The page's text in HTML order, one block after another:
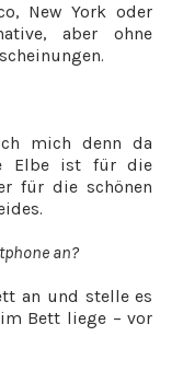
New York oder
aber ohne
mich denn da
Elbe ist für die
für die schönen
an?
an und stelle es
Bett liege – vor